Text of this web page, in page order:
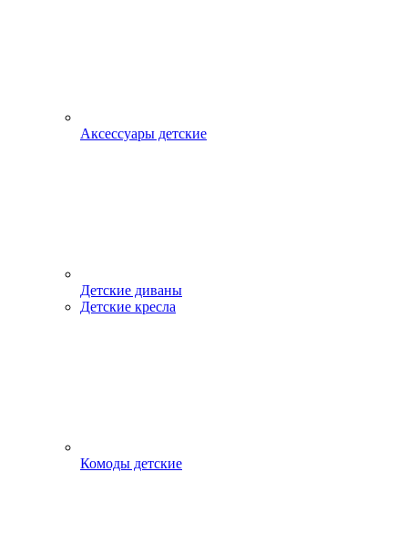
Аксессуары детские
Детские диваны
Детские кресла
Комоды детские